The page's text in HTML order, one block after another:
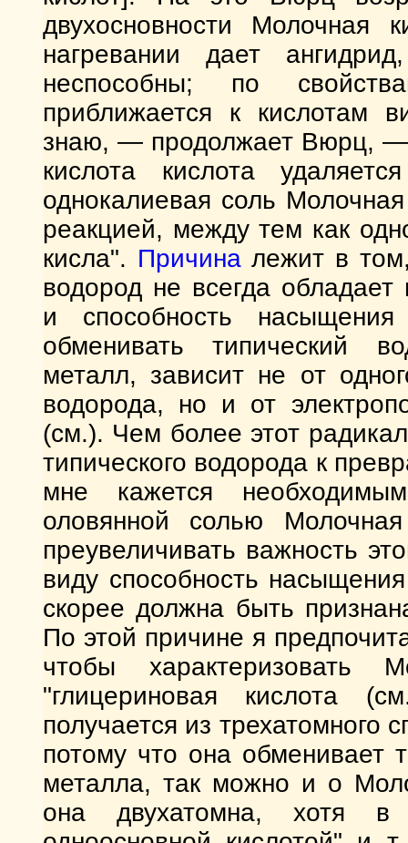
двухосновности Молочная
нагревании дает
неспособны; по
приближается к кислотам
знаю, — продолжает Вюрц, —
кислота кислота
однокалиевая соль
реакцией, между тем как
кисла". Причиналежит в
водород не всегда
и способность
обменивать типический
металл, зависит не от
водорода, но и от
(см.). Чем более этот
типического водорода к
мне кажется
оловянной солью
преувеличивать важность
виду способность
скорее должна быть
По этой причине я
чтобы характеризовать
"глицериновая кислота
получается из трехатомного
потому что она обменивает
металла, так можно и о
она двухатомна, хотя в